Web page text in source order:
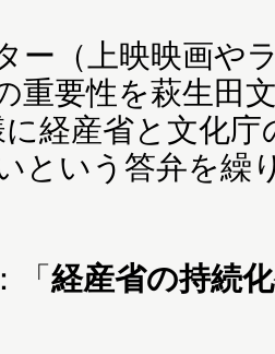
ー（上映映画や
重要性を萩生田
経産省と文化
という答弁を繰
：「経産省の持続